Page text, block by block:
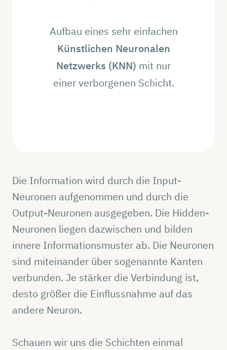
Aufbau eines sehr einfachen
Künstlichen Neuronalen
Netzwerks (KNN) mit nur
einer verborgenen Schicht.
Die Information wird durch die Input-
Neuronen aufgenommen und durch die
Output-Neuronen ausgegeben. Die Hidden-
Neuronen liegen dazwischen und bilden
innere Informationsmuster ab. Die Neuronen
sind miteinander über sogenannte Kanten
verbunden. Je stärker die Verbindung ist,
desto größer die Einflussnahme auf das
andere Neuron.
Schauen wir uns die Schichten einmal